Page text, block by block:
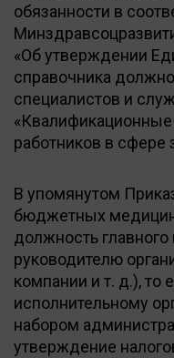
обязанности в
«Об утверждении
справочника
специалистов и
«Квалификационные
работников в сфере
В упомянутом
бюджетных
должность
руководителю
компании и т. д.), то
исполнительному
набором
утверждение